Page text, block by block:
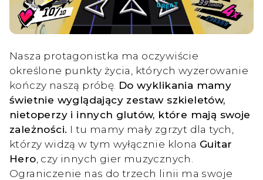
Nasza protagonistka ma oczywiście
określone punkty życia, których wyzerowanie
kończy naszą próbę. Do wyklikania mamy
świetnie wyglądający zestaw szkieletów,
nietoperzy i innych glutów, które mają swoje
zależności. I tu mamy mały zgrzyt dla tych,
którzy widzą w tym wyłącznie klona Guitar
Hero , czy innych gier muzycznych.
Ograniczenie nas do trzech linii ma swoje